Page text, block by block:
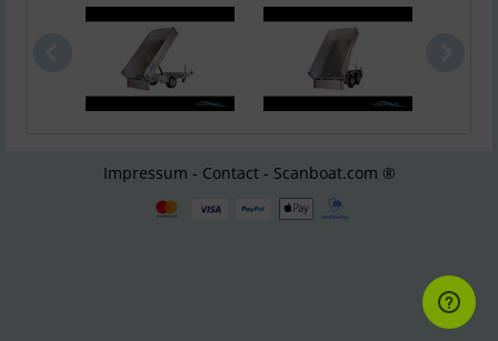
Impressum - Contact - Scanboat.com ®